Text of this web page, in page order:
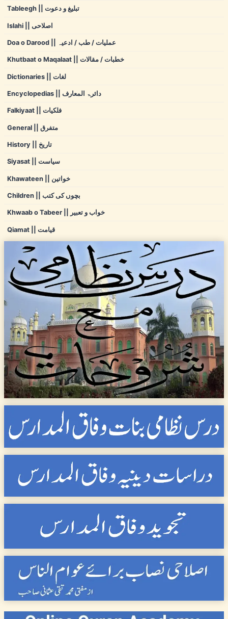
Tableegh || تبلیغ و دعوت
Islahi || اصلاحی
Doa o Darood || عملیات / طب / ادعیہ
Khutbaat o Maqalaat || خطبات / مقالات
Dictionaries || لغات
Encyclopedias || دائرۃ المعارف
Falkiyaat || فلکیات
General || متفرق
History || تاریخ
Siyasat || سیاست
Khawateen || خواتین
Children || بچوں کی کتب
Khwaab o Tabeer || خواب و تعبیر
Qiamat || قیامت